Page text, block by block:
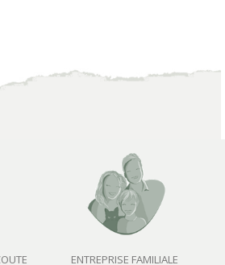
ENTREPRISE FAMILIALE